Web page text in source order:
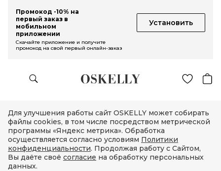
Промокод -10% на
первый заказ в
мобильном
приложении
Установить
Скачайте приложение и получите
промокод на свой первый онлайн-заказ
Для улучшения работы сайт OSKELLY может собирать
файлы cookies, в том числе посредством метрической
программы «Яндекс метрика». Обработка
осуществляется согласно условиям Политики
конфиденциальности. Продолжая работу с Сайтом,
Вы даёте своё согласие на обработку персональных
данных.